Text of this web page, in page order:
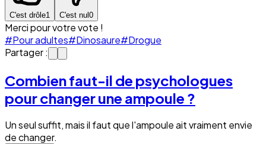
C'est drôle1 C'est nul 0
Merci pour votre vote !
#Pour adultes#Dinosaure#Drogue
Partager :
Combien faut-il de psychologues
pour changer une ampoule ?
Un seul suffit, mais il faut que l'ampoule ait vraiment envie
de changer.